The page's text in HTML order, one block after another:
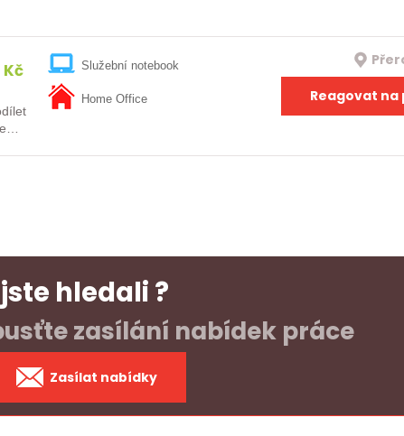
Služební notebook
Home Office Reagovat na
hledali ?
zasílání nabídek práce
Zasílat nabídky